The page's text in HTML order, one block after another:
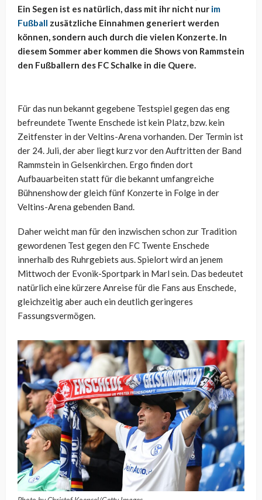
Ein Segen ist es natürlich, dass mit ihr nicht nur im
Fußball zusätzliche Einnahmen generiert werden
können, sondern auch durch die vielen Konzerte. In
diesem Sommer aber kommen die Shows von Rammstein
den Fußballern des FC Schalke in die Quere.
Für das nun bekannt gegebene Testspiel gegen das eng
befreundete Twente Enschede ist kein Platz, bzw. kein
Zeitfenster in der Veltins-Arena vorhanden. Der Termin ist
der 24. Juli, der aber liegt kurz vor den Auftritten der Band
Rammstein in Gelsenkirchen. Ergo finden dort
Aufbauarbeiten statt für die bekannt umfangreiche
Bühnenshow der gleich fünf Konzerte in Folge in der
Veltins-Arena gebenden Band.
Daher weicht man für den inzwischen schon zur Tradition
gewordenen Test gegen den FC Twente Enschede
innerhalb des Ruhrgebiets aus. Spielort wird an jenem
Mittwoch der Evonik-Sportpark in Marl sein. Das bedeutet
natürlich eine kürzere Anreise für die Fans aus Enschede,
gleichzeitig aber auch ein deutlich geringeres
Fassungsvermögen.